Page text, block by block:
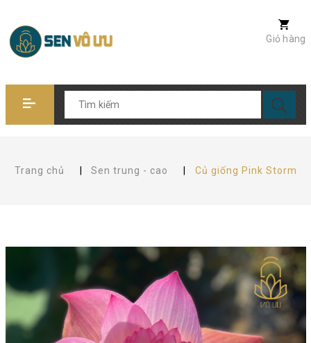
Giỏ hàng
Trang chủ Sen trung - cao Củ giống Pink Storm